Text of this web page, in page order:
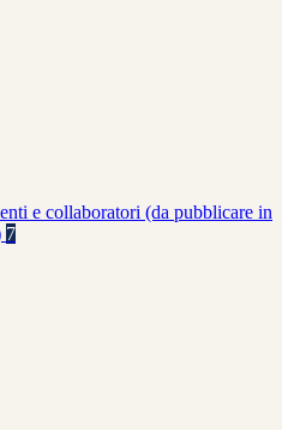
e collaboratori (da pubblicare in
7